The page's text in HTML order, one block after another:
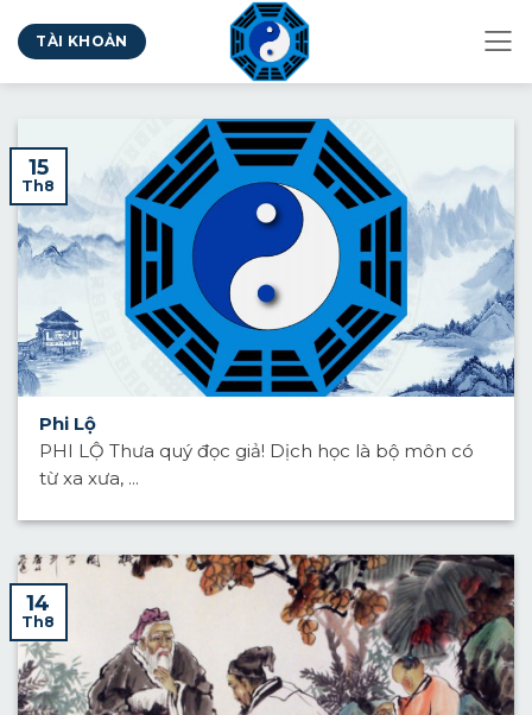
qua
nội
TÀI KHOẢN
Phi Lộ
PHI LỘ Thưa quý đọc giả! Dịch học là bộ môn có
từ xa xưa, ...
15
Th8
14
Th8